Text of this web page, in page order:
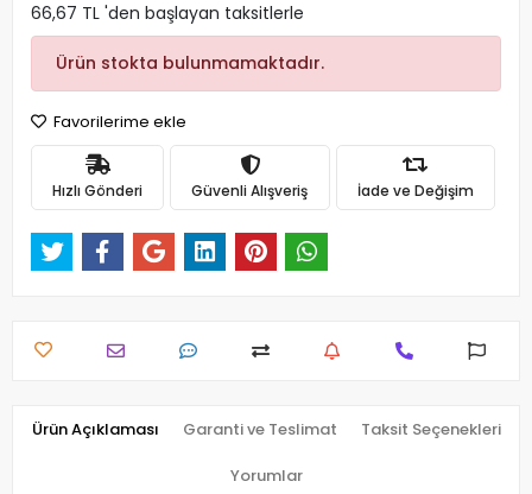
66,67 TL 'den başlayan taksitlerle
Ürün stokta bulunmamaktadır.
Favorilerime ekle
Hızlı Gönderi Güvenli Alışveriş İade ve Değişim
Ürün Açıklaması Garanti ve Teslimat Taksit Seçenekleri
Yorumlar